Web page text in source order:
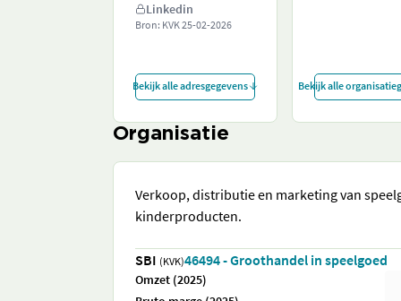
Linkedin
Bron: KVK25-02-2026
Bekijk alle adresgegevens Bekijk alle
Organisatie
Verkoop, distributie en marketing van
kinderproducten.
SBI (KVK)46494 - Groothandel in speelgoed
Omzet (2025)